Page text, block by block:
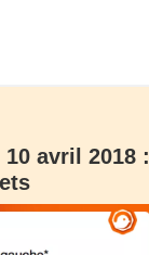
avril 2018 :